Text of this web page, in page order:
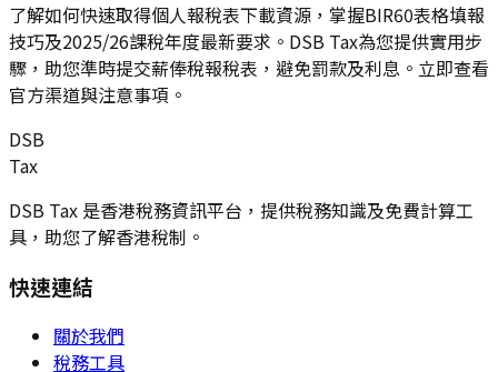
了解如何快速取得個人報稅表下載資源，掌握BIR60表格填報
技巧及2025/26課稅年度最新要求。DSB Tax為您提供實用步
驟，助您準時提交薪俸稅報稅表，避免罰款及利息。立即查看
官方渠道與注意事項。
DSB
Tax
DSB Tax 是香港稅務資訊平台，提供稅務知識及免費計算工
具，助您了解香港稅制。
快速連結
關於我們
稅務工具